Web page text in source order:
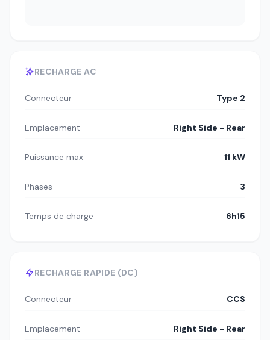
RECHARGE AC
Connecteur Type 2
Emplacement Right Side - Rear
Puissance max 11 kW
Phases 3
Temps de charge 6h15
RECHARGE RAPIDE (DC)
Connecteur CCS
Emplacement Right Side - Rear